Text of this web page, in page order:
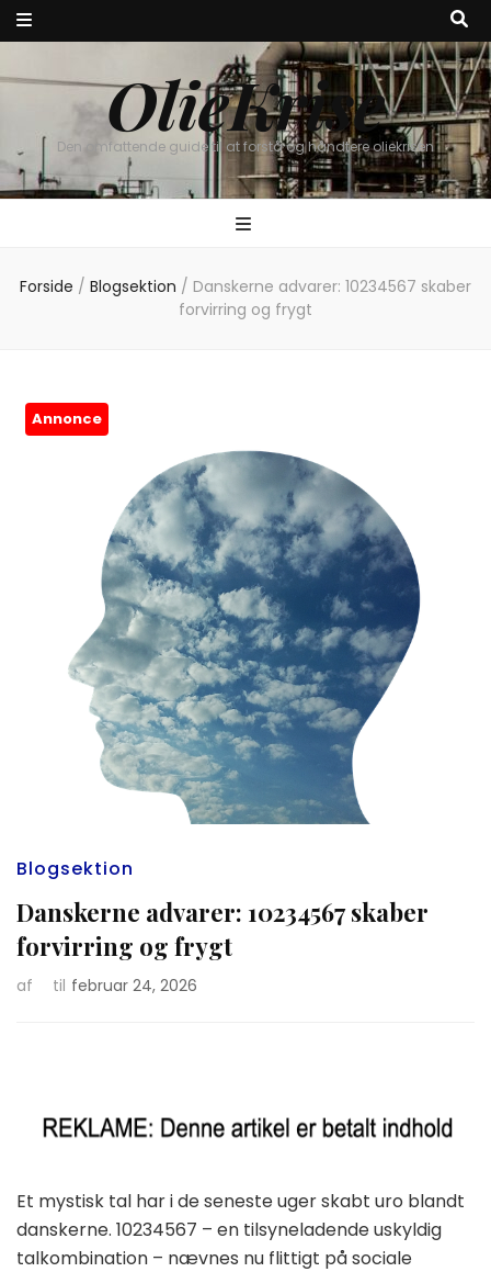
OlieKrise
Den omfattende guide til at forstå og håndtere oliekrisen
Forside / Blogsektion / Danskerne advarer: 10234567 skaber
forvirring og frygt
Annonce
Blogsektion
Danskerne advarer: 10234567 skaber
forvirring og frygt
af til februar 24, 2026
Et mystisk tal har i de seneste uger skabt uro blandt
danskerne. 10234567 – en tilsyneladende uskyldig
talkombination – nævnes nu flittigt på sociale